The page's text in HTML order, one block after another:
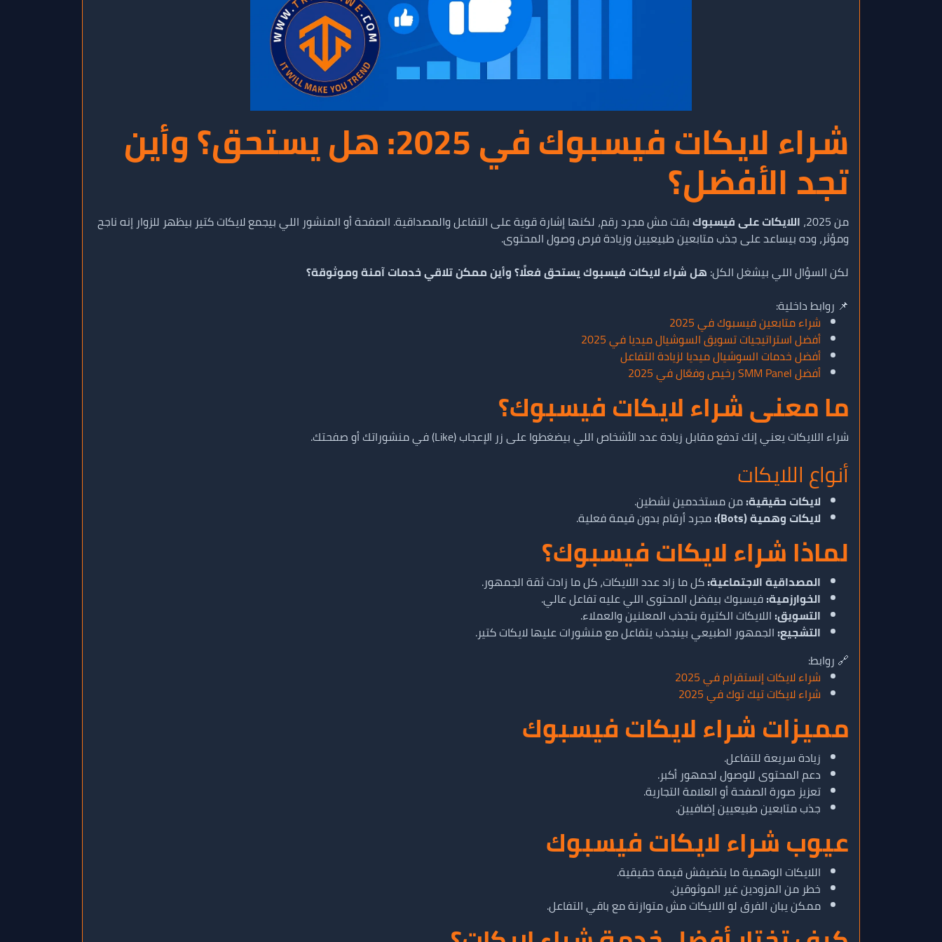
شراء لايكات فيسبوك في 2025: هل يستحق؟ وأين
تجد الأفضل؟
من 2025، اللايكات على فيسبوكبقت مش مجرد رقم، لكنها إشارة قوية على التفاعل والمصداقية. الصفحة أو المنشور اللي بيجمع لايكات كتير بيظهر للزوار إنه ناجح
ومؤثر، وده بيساعد على جذب متابعين طبيعيين وزيادة فرص وصول المحتوى.
لكن السؤال اللي بيشغل الكل: هل شراء لايكات فيسبوك يستحق فعلًا؟ وأين ممكن تلاقي خدمات آمنة وموثوقة؟
📌 روابط داخلية:
شراء متابعين فيسبوك في 2025
أفضل استراتيجيات تسويق السوشيال ميديا في 2025
أفضل خدمات السوشيال ميديا لزيادة التفاعل
أفضل SMM Panel رخيص وفعّال في 2025
ما معنى شراء لايكات فيسبوك؟
شراء اللايكات يعني إنك تدفع مقابل زيادة عدد الأشخاص اللي بيضغطوا على زر الإعجاب (Like) في منشوراتك أو صفحتك.
أنواع اللايكات
لايكات حقيقية:من مستخدمين نشطين.
لايكات وهمية (Bots):
مجرد أرقام بدون قيمة فعلية.
لماذا شراء لايكات فيسبوك؟
المصداقية الاجتماعية:كل ما زاد عدد اللايكات، كل ما زادت ثقة الجمهور.
الخوارزمية:فيسبوك بيفضل المحتوى اللي عليه تفاعل عالي.
التسويق: اللايكات الكتيرة بتجذب المعلنين والعملاء.
التشجيع: الجمهور الطبيعي بينجذب يتفاعل مع منشورات عليها لايكات كتير.
🔗 روابط:
شراء لايكات إنستقرام في 2025
شراء لايكات تيك توك في 2025
مميزات شراء لايكات فيسبوك
زيادة سريعة للتفاعل.
دعم المحتوى للوصول لجمهور أكبر.
تعزيز صورة الصفحة أو العلامة التجارية.
جذب متابعين طبيعيين إضافيين.
عيوب شراء لايكات فيسبوك
اللايكات الوهمية ما بتضيفش قيمة حقيقية.
خطر من المزودين غير الموثوقين.
ممكن يبان الفرق لو اللايكات مش متوازنة مع باقي التفاعل.